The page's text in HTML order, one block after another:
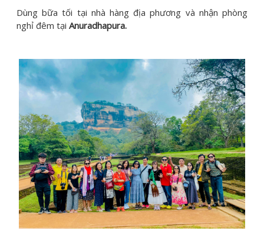
Dùng bữa tối tại nhà hàng địa phương và nhận phòng
nghỉ đêm tại Anuradhapura.